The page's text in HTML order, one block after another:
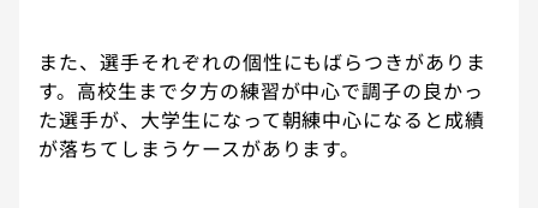
また、選手それぞれの個性にもばらつきがありま
す。高校生まで夕方の練習が中心で調子の良かっ
た選手が、大学生になって朝練中心になると成績
が落ちてしまうケースがあります。